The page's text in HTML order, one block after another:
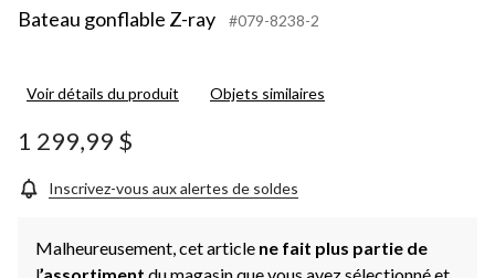
Bateau gonflable Z-ray #079-8238-2
Voir détails du produit Objets similaires
1 299,99 $
Inscrivez-vous aux alertes de soldes
Malheureusement, cet article ne fait plus partie de